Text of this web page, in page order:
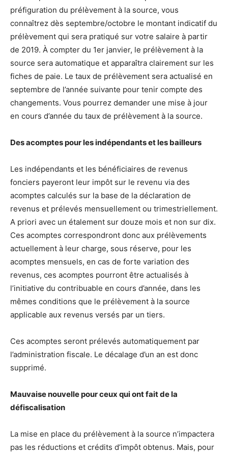
préfiguration du prélèvement à la source, vous
connaîtrez dès septembre/octobre le montant indicatif du
prélèvement qui sera pratiqué sur votre salaire à partir
de 2019. À compter du 1er janvier, le prélèvement à la
source sera automatique et apparaîtra clairement sur les
fiches de paie. Le taux de prélèvement sera actualisé en
septembre de l’année suivante pour tenir compte des
changements. Vous pourrez demander une mise à jour
en cours d’année du taux de prélèvement à la source.
Des acomptes pour les indépendants et les bailleurs
Les indépendants et les bénéficiaires de revenus
fonciers payeront leur impôt sur le revenu via des
acomptes calculés sur la base de la déclaration de
revenus et prélevés mensuellement ou trimestriellement.
A priori avec un étalement sur douze mois et non sur dix.
Ces acomptes correspondront donc aux prélèvements
actuellement à leur charge, sous réserve, pour les
acomptes mensuels, en cas de forte variation des
revenus, ces acomptes pourront être actualisés à
l’initiative du contribuable en cours d’année, dans les
mêmes conditions que le prélèvement à la source
applicable aux revenus versés par un tiers.
Ces acomptes seront prélevés automatiquement par
l’administration fiscale. Le décalage d’un an est donc
supprimé.
Mauvaise nouvelle pour ceux qui ont fait de la
défiscalisation
La mise en place du prélèvement à la source n’impactera
pas les réductions et crédits d’impôt obtenus. Mais, pour